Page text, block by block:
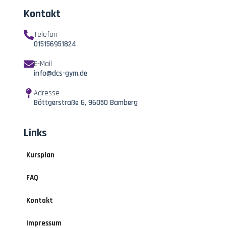
Links
Kursplan
FAQ
Kontakt
Impressum
Kontakt
Telefon
015156951824
E-Mail
info@dcs-gym.de
Adresse
Böttgerstraße 6, 96050 Bamberg